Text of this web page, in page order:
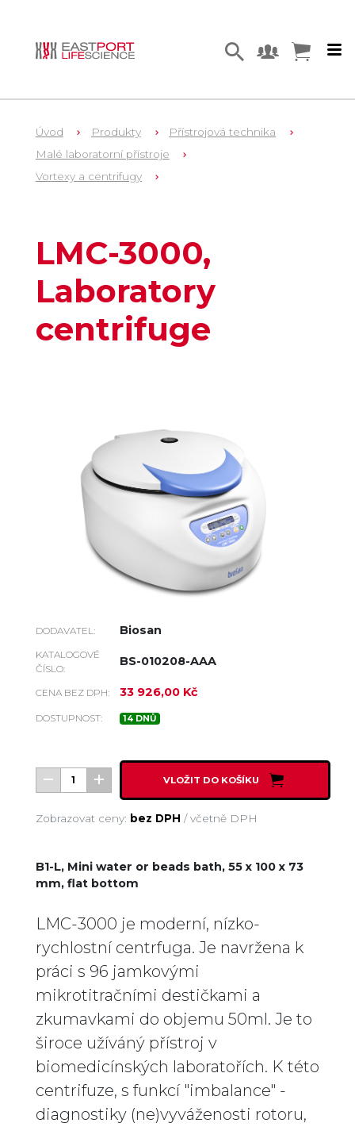
Úvod Produkty
Přístrojová technika
Malé laboratorní přístroje
Vortexy a centrifugy
LMC-3000,
Laboratory
centrifuge
DODAVATEL: Biosan
KATALOGOVÉ
ČÍSLO:
BS-010208-AAA
CENA BEZ DPH: 33 926,00 Kč
DOSTUPNOST: 14 DNŮ
VLOŽIT DO KOŠÍKU
Zobrazovat ceny: bez DPH /včetně DPH
B1-L, Mini water or beads bath, 55 x 100 x 73
mm, flat bottom
LMC-3000 je moderní, nízko-
rychlostní centrfuga. Je navržena k
práci s 96 jamkovými
mikrotitračními destičkami a
zkumavkami do objemu 50ml. Je to
široce užíváný přístroj v
biomedicínských laboratořích. K této
centrifuze, s funkcí "imbalance" -
diagnostiky (ne)vyváženosti rotoru,